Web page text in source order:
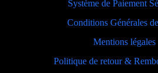
Système de Paiement
Conditions Générales
Mentions légales
Politique de retour &